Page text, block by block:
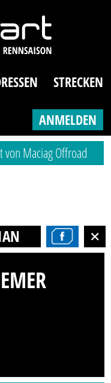
STRECKEN
ANMELDEN
Maciag Offroad
WIEMER